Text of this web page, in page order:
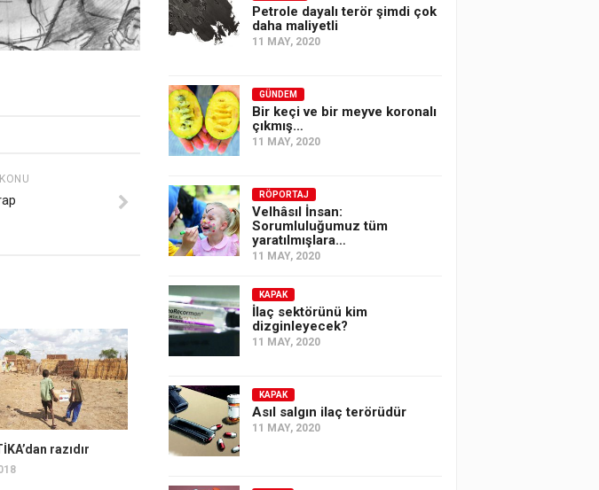
razıdır
Petrole dayalı terör şimdi çok
daha maliyetli
11 MAY, 2020
GÜNDEM
Bir keçi ve bir meyve koronalı
çıkmış…
11 MAY, 2020
RÖPORTAJ
Velhâsıl İnsan:
Sorumluluğumuz tüm
yaratılmışlara…
11 MAY, 2020
KAPAK
İlaç sektörünü kim
dizginleyecek?
11 MAY, 2020
KAPAK
Asıl salgın ilaç terörüdür
11 MAY, 2020